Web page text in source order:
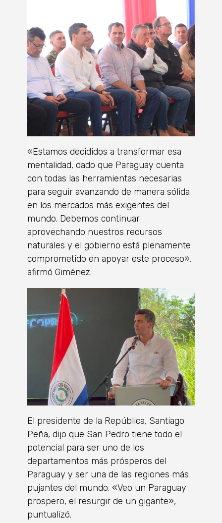
«Estamos decididos a transformar esa
mentalidad, dado que Paraguay cuenta
con todas las herramientas necesarias
para seguir avanzando de manera sólida
en los mercados más exigentes del
mundo. Debemos continuar
aprovechando nuestros recursos
naturales y el gobierno está plenamente
comprometido en apoyar este proceso»,
afirmó Giménez.
El presidente de la República, Santiago
Peña, dijo que San Pedro tiene todo el
potencial para ser uno de los
departamentos más prósperos del
Paraguay y ser una de las regiones más
pujantes del mundo. «Veo un Paraguay
prospero, el resurgir de un gigante»,
puntualizó.